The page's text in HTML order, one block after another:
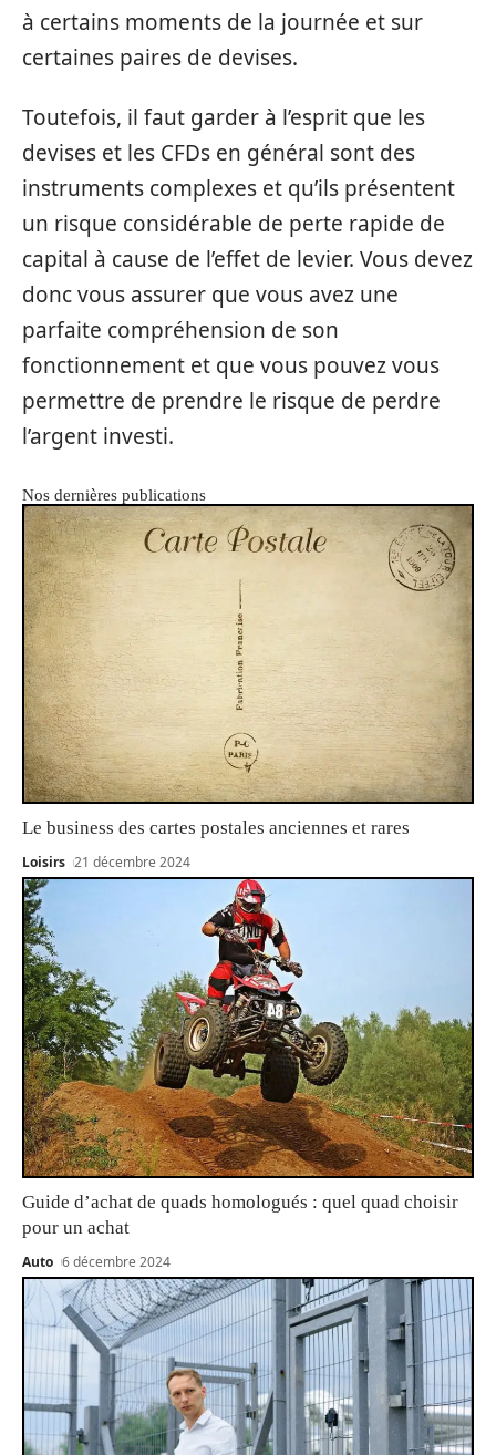
à certains moments de la journée et sur
certaines paires de devises.
Toutefois, il faut garder à l’esprit que les
devises et les CFDs en général sont des
instruments complexes et qu’ils présentent
un risque considérable de perte rapide de
capital à cause de l’effet de levier. Vous devez
donc vous assurer que vous avez une
parfaite compréhension de son
fonctionnement et que vous pouvez vous
permettre de prendre le risque de perdre
l’argent investi.
Nos dernières publications
Le business des cartes postales anciennes et rares
Loisirs 21 décembre 2024
Guide d’achat de quads homologués : quel quad choisir
pour un achat
Auto 6 décembre 2024